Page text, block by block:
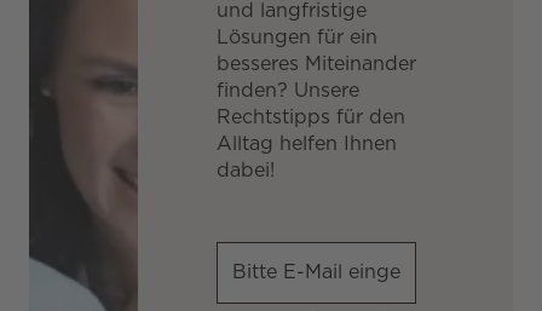
und langfristige
Lösungen für ein
besseres Miteinander
finden? Unsere
Rechtstipps für den
Alltag helfen Ihnen
dabei!